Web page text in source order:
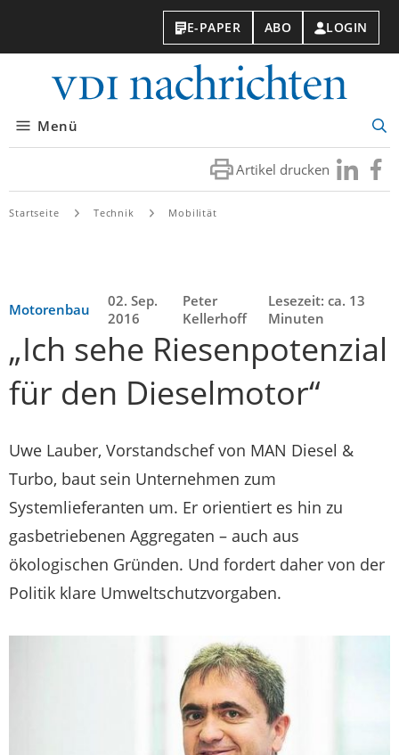
E-PAPER ABO LOGIN
Menü
Artikel drucken Besuchen
Sie
Sie
Startseite Technik Mobilität
Motorenbau
02. Sep.
2016
Peter
Kellerhoff
Lesezeit: ca. 13
Minuten
„Ich sehe Riesenpotenzial
für den Dieselmotor“
Uwe Lauber, Vorstandschef von MAN Diesel &
Turbo, baut sein Unternehmen zum
Systemlieferanten um. Er orientiert es hin zu
gasbetriebenen Aggregaten – auch aus
ökologischen Gründen. Und fordert daher von der
Politik klare Umweltschutzvorgaben.